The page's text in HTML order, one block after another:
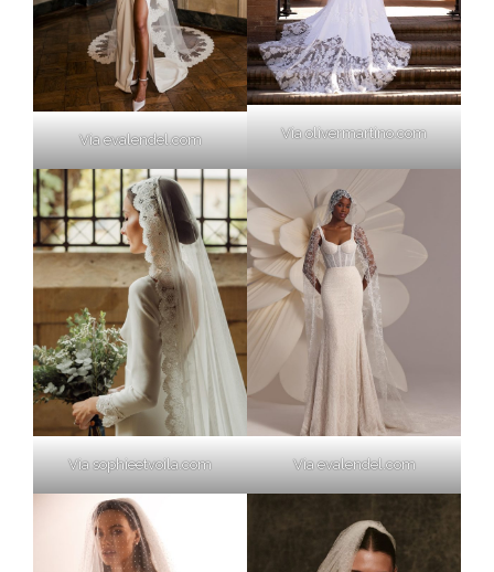
Via evalendel.com Via olivermartino.com
Via sophieetvoila.com Via evalendel.com